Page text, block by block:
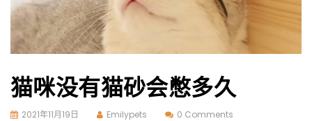
猫咪没有猫砂会憋多久
2021年11月19日 Emilypets 0 Comments